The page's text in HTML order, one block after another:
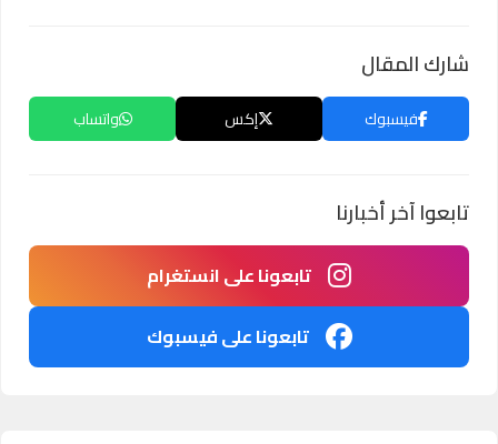
شارك المقال
فيسبوك إكس واتساب
تابعوا آخر أخبارنا
تابعونا على انستغرام
تابعونا على فيسبوك